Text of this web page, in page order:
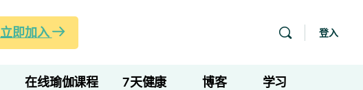
立即加入 登入
在线瑜伽课程 7天健康 博客 学习